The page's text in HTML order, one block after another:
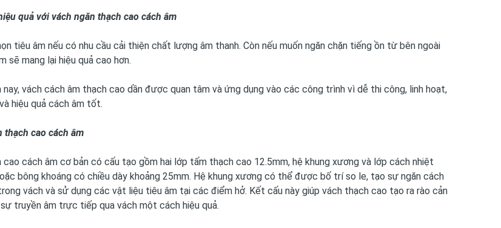
quả với vách ngăn thạch cao cách âm
tiêu âm nếu có nhu cầu cải thiện chất lượng âm thanh. Còn nếu muốn ngăn chặn tiếng ồn từ bên ngoài
sẽ mang lại hiệu quả cao hơn.
vách cách âm thạch cao dần được quan tâm và ứng dụng vào các công trình vì dễ thi công, linh hoạt,
hiệu quả cách âm tốt.
thạch cao cách âm
cao cách âm cơ bản có cấu tạo gồm hai lớp tấm thạch cao 12.5mm, hệ khung xương và lớp cách nhiệt
bông khoáng có chiều dày khoảng 25mm. Hệ khung xương có thể được bố trí so le, tạo sự ngăn cách
vách và sử dụng các vật liệu tiêu âm tại các điểm hở. Kết cấu này giúp vách thạch cao tạo ra rào cản
truyền âm trực tiếp qua vách một cách hiệu quả.